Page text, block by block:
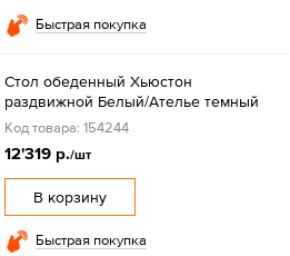
Быстрая покупка
Стол обеденный Хьюстон
раздвижной Белый/Ателье темный
Код товара: 154244
12'319 р./шт
В корзину
Быстрая покупка